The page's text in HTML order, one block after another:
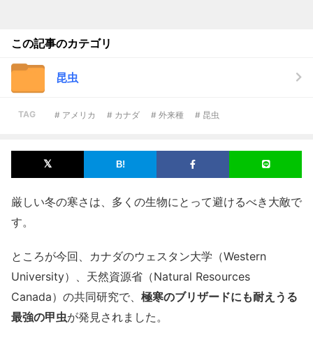
この記事のカテゴリ
昆虫
TAG # アメリカ # カナダ # 外来種 # 昆虫
厳しい冬の寒さは、多くの生物にとって避けるべき大敵で
す。
ところが今回、カナダのウェスタン大学（Western
University）、天然資源省（Natural Resources
Canada）の共同研究で、 極寒のブリザードにも耐えうる
最強の甲虫が発見されました。